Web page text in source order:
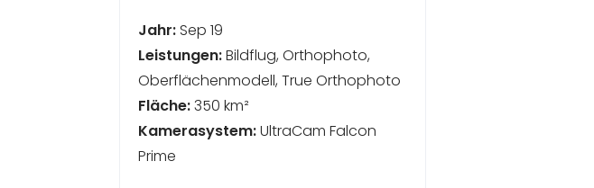
Jahr: Sep 19
Leistungen:Bildflug, Orthophoto,
Oberflächenmodell, True Orthophoto
Fläche:350 km²
Kamerasystem:UltraCam Falcon
Prime